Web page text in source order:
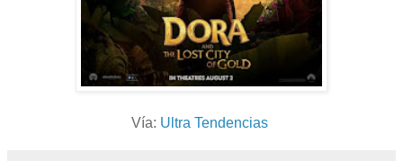
Vía: Ultra Tendencias